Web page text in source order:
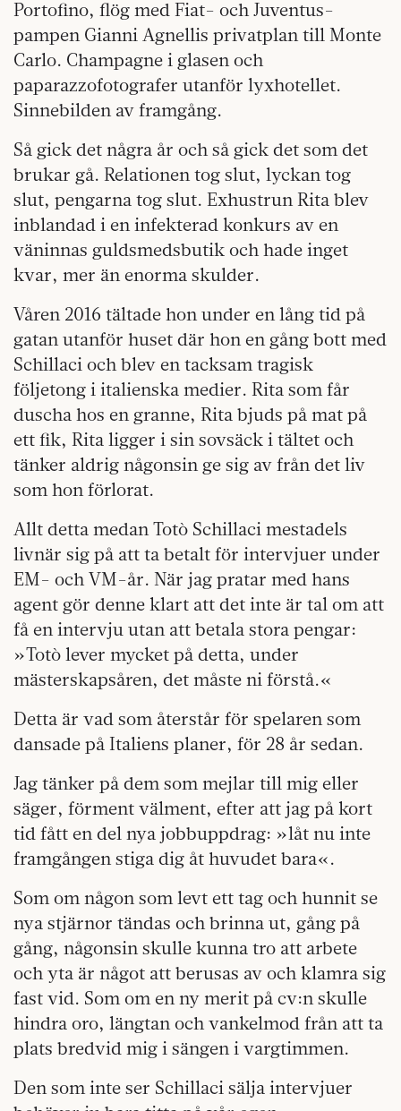
Portofino, flög med Fiat- och Juventus-
pampen Gianni Agnellis privatplan till Monte
Carlo. Champagne i glasen och
paparazzofotografer utanför lyxhotellet.
Sinnebilden av framgång.
Så gick det några år och så gick det som det
brukar gå. Relationen tog slut, lyckan tog
slut, pengarna tog slut. Exhustrun Rita blev
inblandad i en infekterad konkurs av en
väninnas guldsmedsbutik och hade inget
kvar, mer än enorma skulder.
Våren 2016 tältade hon under en lång tid på
gatan utanför huset där hon en gång bott med
Schillaci och blev en tacksam tragisk
följetong i italienska medier. Rita som får
duscha hos en granne, Rita bjuds på mat på
ett fik, Rita ligger i sin sovsäck i tältet och
tänker aldrig någonsin ge sig av från det liv
som hon förlorat.
Allt detta medan Totò Schillaci mestadels
livnär sig på att ta betalt för intervjuer under
EM- och VM-år. När jag pratar med hans
agent gör denne klart att det inte är tal om att
få en intervju utan att betala stora pengar:
»Totò lever mycket på detta, under
mästerskapsåren, det måste ni förstå.«
Detta är vad som återstår för spelaren som
dansade på Italiens planer, för 28 år sedan.
Jag tänker på dem som mejlar till mig eller
säger, förment välment, efter att jag på kort
tid fått en del nya jobbuppdrag: »låt nu inte
framgången stiga dig åt huvudet bara«.
Som om någon som levt ett tag och hunnit se
nya stjärnor tändas och brinna ut, gång på
gång, någonsin skulle kunna tro att arbete
och yta är något att berusas av och klamra sig
fast vid. Som om en ny merit på cv:n skulle
hindra oro, längtan och vankelmod från att ta
plats bredvid mig i sängen i vargtimmen.
Den som inte ser Schillaci sälja intervjuer